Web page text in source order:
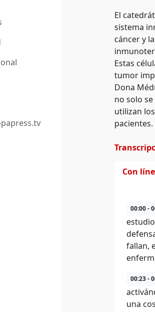
El
sistema
cáncer y
Estas
tumor
Dona
no solo
utilizan
pacientes.
Con
00:00 -
fallan,
00:23 -
una